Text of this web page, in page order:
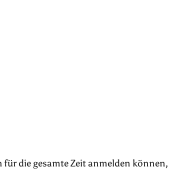
für die gesamte Zeit anmelden können,